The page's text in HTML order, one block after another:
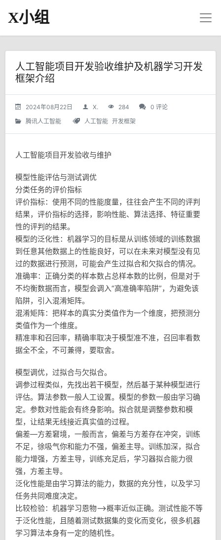
X小组
人工智能项目开发验收维护及机器学习开发
框架介绍
2024年08月22日 X. 284
0 评论
腾讯人工智能
人工智能 开发框架
人工智能项目开发验收与维护
模型性能评估与测试调优
分类任务的评价指标
评价指标：使用不同的性能度量，往往会产生不同的评判
结果，评价指标的选择，影响性能、算法选择、特征重要
性的评判的结果。
模型的泛化性：机器学习的目标是从训练领域的训练数据
到任意其他数据上的性能良好，可以在未来对模型没有见
过的数据进行预测，可能会产生过拟合和欠拟合的情况。
准确率：正确分类的样本数占总样本数的比例，但是对于
不均衡数据而言，模型会调入“高准确率陷阱”，为避免该
陷阱，引入混淆矩阵。
混淆矩阵：把样本的真实分类值作为一个维度，把预测分
类值作为一个维度。
精准率和召回率，精确率取决于模型准不准，召回率看数
据全不全，不可兼得，要取舍。
模型调优，过拟合与欠拟合。
调参过程类似，先找出若干模型，然后基于某种模型进行
评估。算法参数一般人工设置。模型的参数一般由学习确
定。参数对性能会有终身影响。拟合就是调整参数和模
型，让结果无线接近真实值的过程。
偏差—方差窘境，一般而言，偏差与方差存在冲突，训练
不足，徐吸气你和能力不强，偏差主导。训练加深，拟合
能力增强，方差主导，训练充足后，学习器拟合能力很
强，方差主导。
泛化性能是由学习算法的能力，数据的充分性，以及学习
任务共同难度决定。
比较检验：机器学习恩物——>概率近似正确。测试性能不等
于泛化性能，且随着测试数据集的变化而变化，很多机器
学习算法本身有一定的随机性。